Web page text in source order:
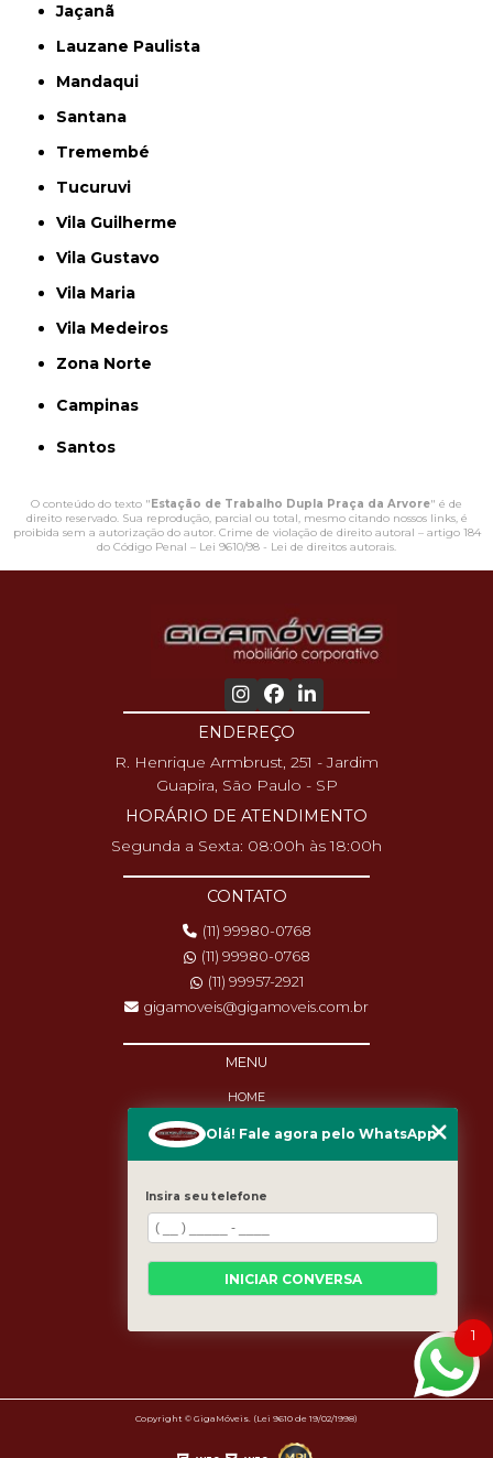
Jaçanã
Lauzane Paulista
Mandaqui
Santana
Tremembé
Tucuruvi
Vila Guilherme
Vila Gustavo
Vila Maria
Vila Medeiros
Zona Norte
Campinas
Santos
O conteúdo do texto "Estação de Trabalho Dupla Praça da Arvore" é de
direito reservado. Sua reprodução, parcial ou total, mesmo citando nossos links, é
proibida sem a autorização do autor. Crime de violação de direito autoral – artigo 184
do Código Penal – Lei 9610/98 - Lei de direitos autorais.
ENDEREÇO
R. Henrique Armbrust, 251 - Jardim
Guapira, São Paulo - SP
HORÁRIO DE ATENDIMENTO
Segunda a Sexta: 08:00h às 18:00h
CONTATO
(11) 99980-0768
(11) 99980-0768
(11) 99957-2921
gigamoveis@gigamoveis.com.br
MENU
HOME
PRODUTOS
MANUTENÇÃO
CASES
MAPA DO SITE
Copyright © GigaMóveis. (Lei 9610 de 19/02/1998)
1
Olá! Fale agora pelo WhatsApp
Insira seu telefone
INICIAR CONVERSA